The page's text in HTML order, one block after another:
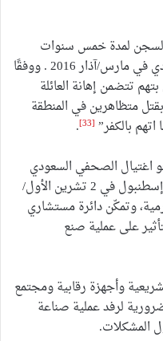
لمدة خمس سنوات
وغرامة مقدارها خمسون ألف ريال سعودي في مارس/آذار 2016 . ووفقًا
تتضمن إهانة العائلة
متظاهرين في المنطقة
بالكفر” [33]
.
اغتيال الصحفي السعودي
جمال خاشقجي في قنصلية بلاده في إسطنبول في 2 تشرين الأول/
هرمية، وتمكّن دائرة مستشاري
على عملية صنع
وأجهزة رقابية ومجتمع
لرفد عملية صناعة
المشكلات.